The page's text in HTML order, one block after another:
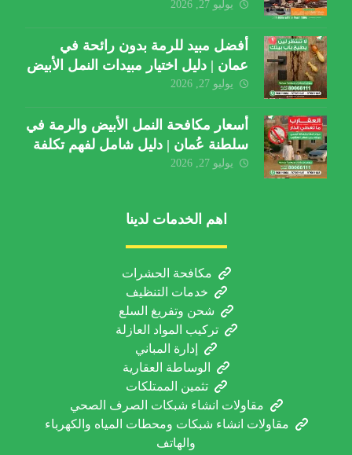
يوليو 27, 2026
أفضل مبيد للرمة بدون رائحة في
عمان | دليل اختيار مبيدات النمل الأبيض
يوليو 27, 2026
أسعار مكافحة النمل الأبيض والرمة في
سلطنة عُمان | دليل شامل لفهم تكلفة
الخدمة والعوامل المؤثرة
يوليو 27, 2026
اهم الخدمات لدينا
مكافحة الحشرات
خدمات التنظيف
شحن وتفريغ السلع
تركيب المواد العازلة
إدارة المباني
الوساطة العقارية
تثمين الممتلكات
مقاولات انشاء شبكات الصرف الصحي
مقاولات انشاء شبكات ومحطات المياه والكهرباء
والهاتف